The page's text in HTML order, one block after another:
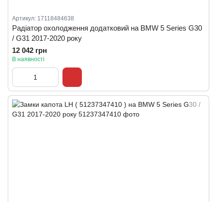
Артикул: 17118484638
Радіатор охолодження додатковий на BMW 5 Series G30
/ G31 2017-2020 року
12 042 грн
В наявності